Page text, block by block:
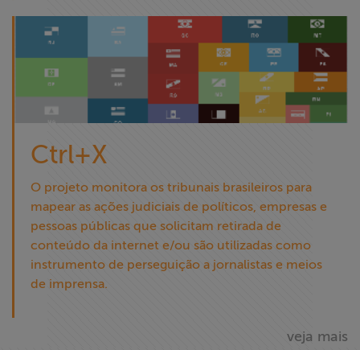
Ctrl+X
O projeto monitora os tribunais brasileiros para
mapear as ações judiciais de políticos, empresas e
pessoas públicas que solicitam retirada de
conteúdo da internet e/ou são utilizadas como
instrumento de perseguição a jornalistas e meios
de imprensa.
veja mais